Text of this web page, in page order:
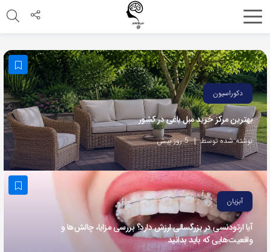
اشتراک
با
استفاده
از
روش‌های
زیر
می‌توانید
این
صفحه
دوستان
دکوراسیون
بهترین مرکز خرید مبل باغی در کشور
نوشته شده توسط 5 روز پیش
آبزیان
آیا ارتودنسی در بزرگسالی ارزش دارد؟ بررسی مزایا، چالش‌ها و
واقعیت‌هایی که باید بدانید